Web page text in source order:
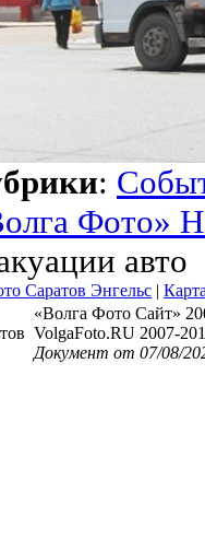
:
Фото»
авто
Саратов Энгельс |
«Волга Фото Сайт»
VolgaFoto.RU 2007-
Документ от 07/08/